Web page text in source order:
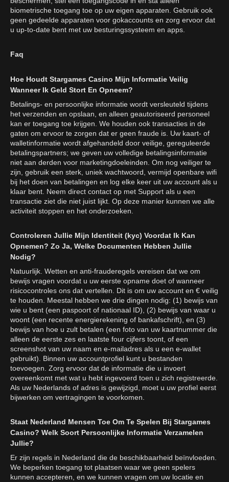
biometrische toegang toe op uw eigen apparaten. Gebruik ook
geen gedeelde apparaten voor gokaccounts en zorg ervoor dat
u up-to-date bent met uw besturingssysteem en apps.
Faq
Hoe Houdt Stargames Casino Mijn Informatie Veilig
Wanneer Ik Geld Stort En Opneem?
Betalings- en persoonlijke informatie wordt versleuteld tijdens
het verzenden en opslaan, en alleen geautoriseerd personeel
kan er toegang toe krijgen. We houden ook transacties in de
gaten om ervoor te zorgen dat er geen fraude is. Uw kaart- of
walletinformatie wordt afgehandeld door veilige, gereguleerde
betalingspartners; we geven uw volledige betalingsinformatie
niet aan derden voor marketingdoeleinden. Om nog veiliger te
zijn, gebruik een sterk, uniek wachtwoord, vermijd openbare wifi
bij het doen van betalingen en log elke keer uit uw account als u
klaar bent. Neem direct contact op met Support als u een
transactie ziet die niet juist lijkt. Op deze manier kunnen we alle
activiteit stoppen en het onderzoeken.
Controleren Jullie Mijn Identiteit (kyc) Voordat Ik Kan
Opnemen? Zo Ja, Welke Documenten Hebben Jullie
Nodig?
Natuurlijk. Wetten en anti-frauderegels vereisen dat we om
bewijs vragen voordat u uw eerste opname doet of wanneer
risicocontroles ons dat vertellen. Dit is om uw account en € veilig
te houden. Meestal hebben we drie dingen nodig: (1) bewijs van
wie u bent (een paspoort of nationaal ID), (2) bewijs van waar u
woont (een recente energierekening of bankafschrift), en (3)
bewijs van hoe u zult betalen (een foto van uw kaartnummer die
alleen de eerste zes en laatste four cijfers toont, of een
screenshot van uw naam en e-mailadres als u een e-wallet
gebruikt). Binnen uw accountprofiel kunt u bestanden
toevoegen. Zorg ervoor dat de informatie die u invoert
overeenkomt met wat u hebt ingevoerd toen u zich registreerde.
Als uw Nederlands of adres is gewijzigd, moet u uw profiel eerst
bijwerken om vertragingen te voorkomen.
Staat Nederland Mensen Toe Om Te Spelen Bij Stargames
Casino? Welk Soort Persoonlijke Informatie Verzamelen
Jullie?
Er zijn regels in Nederland die de beschikbaarheid beïnvloeden.
We beperken toegang tot plaatsen waar we geen spelers
kunnen accepteren, en we kunnen vragen om uw locatie en